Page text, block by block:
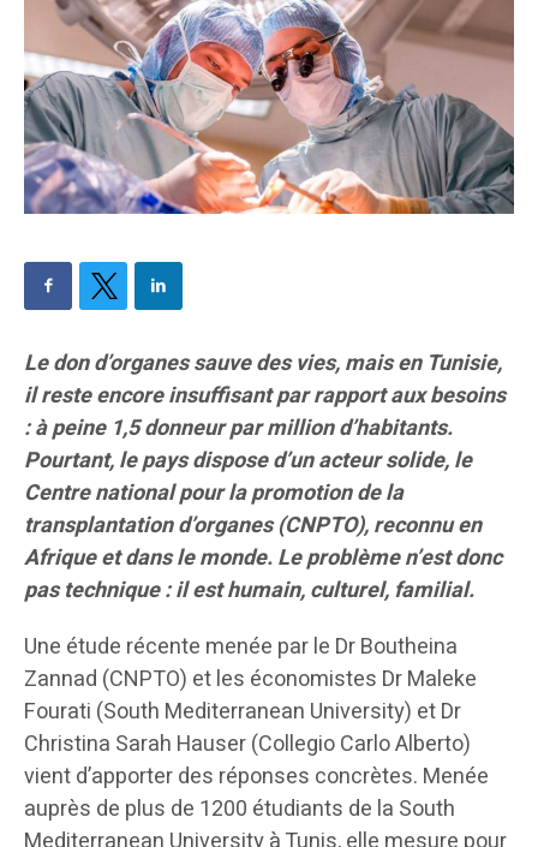
Le don d’organes sauve des vies, mais en Tunisie,
il reste encore insuffisant par rapport aux besoins
: à peine 1,5 donneur par million d’habitants.
Pourtant, le pays dispose d’un acteur solide, le
Centre national pour la promotion de la
transplantation d’organes (CNPTO), reconnu en
Afrique et dans le monde. Le problème n’est donc
pas technique : il est humain, culturel, familial.
Une étude récente menée par le Dr Boutheina
Zannad (CNPTO) et les économistes Dr Maleke
Fourati (South Mediterranean University) et Dr
Christina Sarah Hauser (Collegio Carlo Alberto)
vient d’apporter des réponses concrètes. Menée
auprès de plus de 1200 étudiants de la South